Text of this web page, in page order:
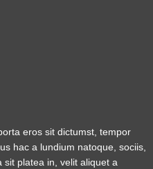
eros sit dictumst, tempor
hac a lundium natoque, sociis,
sit platea in, velit aliquet a